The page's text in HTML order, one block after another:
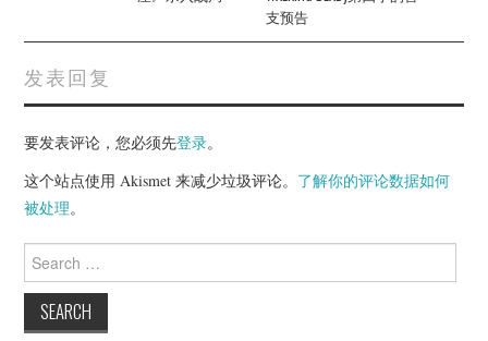
支预告
发表回复
要发表评论，您必须先登录。
这个站点使用 Akismet 来减少垃圾评论。 了解你的评论数据如何
被处理。
Search
for: